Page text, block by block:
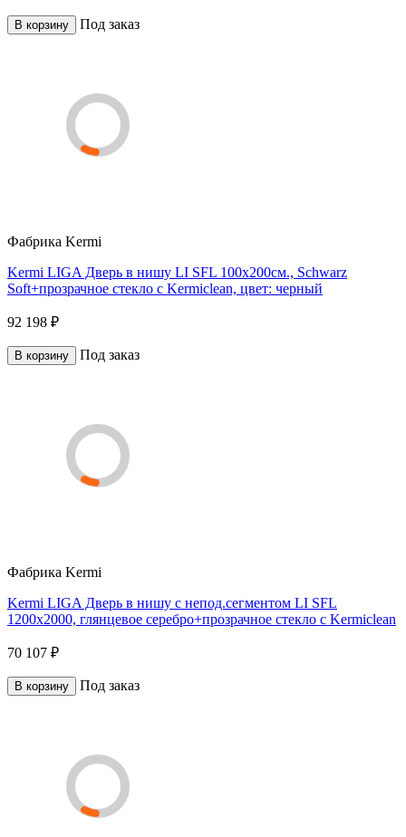
В корзину Под заказ
Фабрика Kermi
Kermi LIGA Дверь в нишу LI SFL 100x200см., Schwarz
Soft+прозрачное стекло с Kermiclean, цвет: черный
92 198 ₽
В корзину Под заказ
Фабрика Kermi
Kermi LIGA Дверь в нишу c непод.сегментом LI SFL
1200x2000, глянцевое серебро+прозрачное стекло с Kermiclean
70 107 ₽
В корзину Под заказ